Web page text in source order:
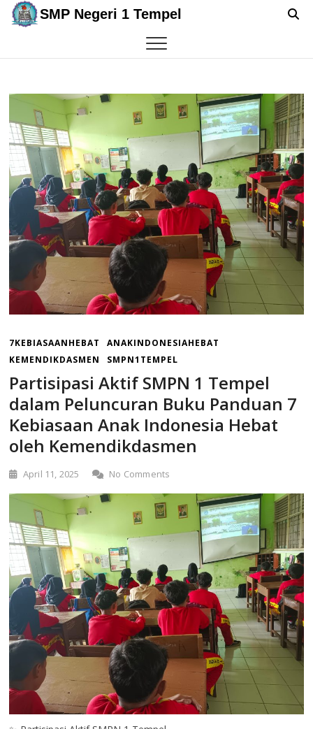
Skip
SMP Negeri 1 Tempel
7KEBIASAANHEBAT
ANAKINDONESIAHEBAT
KEMENDIKDASMEN
SMPN1TEMPEL
Partisipasi Aktif SMPN 1 Tempel
dalam Peluncuran Buku Panduan 7
Kebiasaan Anak Indonesia Hebat
oleh Kemendikdasmen
April 11, 2025 No Comments